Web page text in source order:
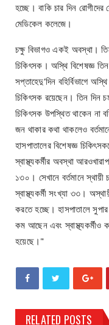
হচ্ছে। বাকি চার দিন
মেডিকেল কলেজে।
চক্ষু বিভাগও একই অবস্থা।
চিকিৎসক। অস্থি বিশেষজ্ঞ
সপ্তাহেদু'দিন বহির্বিভাগে
চিকিৎসক রয়েছেন। তিন দিন
চিকিৎসক উপস্থিত থাকেন না
জন থাকার কথা থাকলেও
হাসপাতালের বিশেষজ্ঞ
স্বাস্থ্যকর্মীর অবস্থা
১৩০। সেখানে বর্তমানে স্থায়ী
স্বাস্থ্যকর্মী সংখ্যা ৩৩।
করতে হচ্ছে। হাসপাতালে
কম আছেন এবং স্বাস্থ্যকর্মীও
হয়েছে।"
RELATED POSTS